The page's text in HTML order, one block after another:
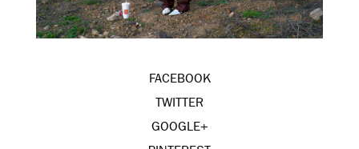
FACEBOOK
TWITTER
GOOGLE+